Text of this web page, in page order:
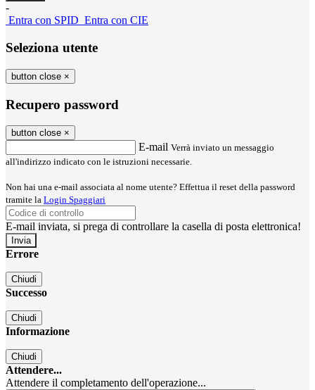
-
Entra con SPID Entra con CIE
Seleziona utente
button close ×
Recupero password
button close ×
E-mail Verrà inviato un messaggio
all'indirizzo indicato con le istruzioni necessarie.
Non hai una e-mail associata al nome utente? Effettua il reset della password
tramite la Login Spaggiari
E-mail inviata, si prega di controllare la casella di posta elettronica!
Errore
Chiudi
Successo
Chiudi
Informazione
Chiudi
Attendere...
Attendere il completamento dell'operazione...